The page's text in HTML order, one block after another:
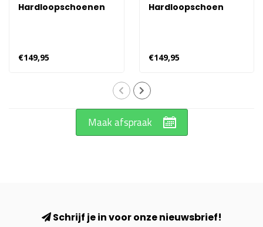
Hardloopschoenen
€149,95
Hardloopschoen
€149,95
Maak afspraak
Schrijf je in voor onze nieuwsbrief!